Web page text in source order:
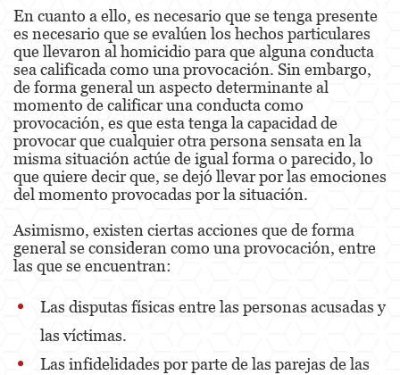
Aumento de Sentencia para Pandillas
Disuadir a un Testigo
Homicidio
Homicidio Involuntario
Homicidio Voluntario
Intento de Asesinato
Secuestro
Violencia Doméstica
Acecho
Abuso Infantil
En cuanto a ello, es necesario que se tenga presente
es necesario que se evalúen los hechos particulares
que llevaron al homicidio para que alguna conducta
sea calificada como una provocación. Sin embargo,
de forma general un aspecto determinante al
momento de calificar una conducta como
provocación, es que esta tenga la capacidad de
provocar que cualquier otra persona sensata en la
misma situación actúe de igual forma o parecido, lo
que quiere decir que, se dejó llevar por las emociones
del momento provocadas por la situación.
Asimismo, existen ciertas acciones que de forma
general se consideran como una provocación, entre
las que se encuentran:
Las disputas físicas entre las personas acusadas y
las víctimas.
Las infidelidades por parte de las parejas de las